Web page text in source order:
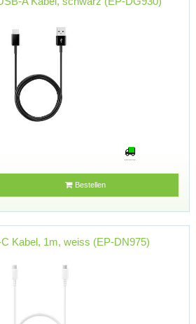
Bestellen
Kabel, 1m, weiss (EP-DN975)